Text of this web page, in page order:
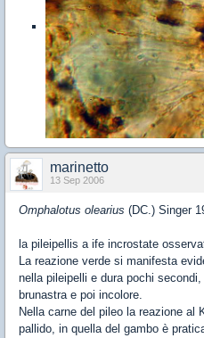
marinetto
13 Sep 2006
Omphalotus olearius (DC.) Singer
la pileipellis a ife incrostate
La reazione verde si manifesta
nella pileipelli e dura pochi
brunastra e poi incolore.
Nella carne del pileo la reazione al
pallido, in quella del gambo è